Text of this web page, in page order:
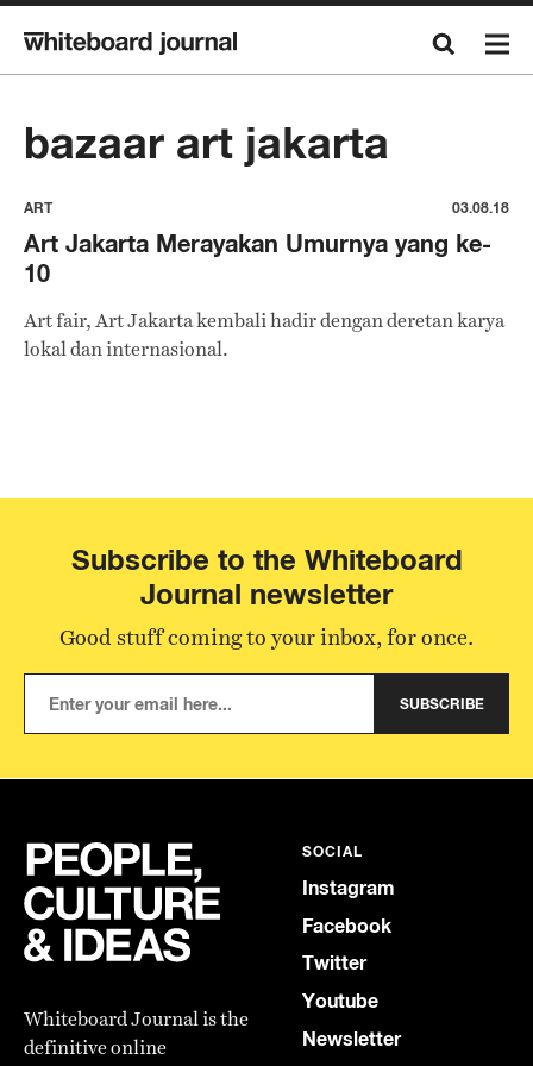
bazaar art jakarta
ART 03.08.18
Art Jakarta Merayakan Umurnya yang ke-
10
Art fair, Art Jakarta kembali hadir dengan deretan karya
lokal dan internasional.
Subscribe to the Whiteboard
Journal newsletter
Good stuff coming to your inbox, for once.
SUBSCRIBE
Whiteboard Journal is the
definitive online
SOCIAL
Instagram
Facebook
Twitter
Youtube
Newsletter